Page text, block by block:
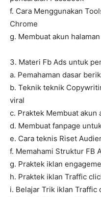
f. Cara Menggunakan
Chrome
g. Membuat akun
3. Materi Fb Ads untuk
a. Pemahaman dasar
b. Teknik teknik
viral
c. Praktek Membuat akun
d. Membuat fanpage
e. Cara teknis Riset
f. Memahami Struktur FB
g. Praktek iklan
h. Praktek iklan Traffic
i. Belajar Trik iklan Traffic